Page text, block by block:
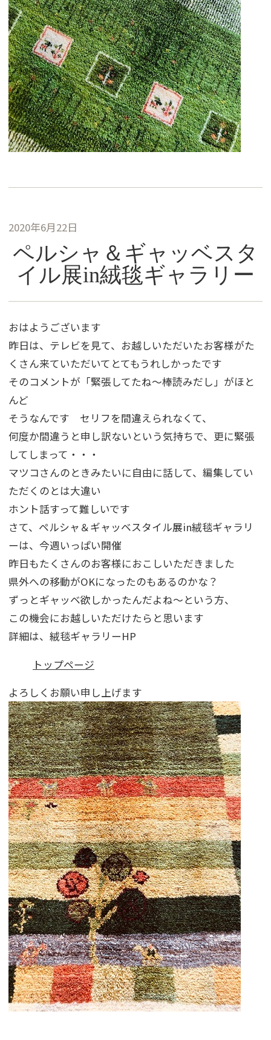
2020年6月22日
ペルシャ＆ギャッベスタ
イル展in絨毯ギャラリー
おはようございます
昨日は、テレビを見て、お越しいただいたお客様がた
くさん来ていただいてとてもうれしかったです
そのコメントが「緊張してたね～棒読みだし」がほと
んど
そうなんです セリフを間違えられなくて、
何度か間違うと申し訳ないという気持ちで、更に緊張
してしまって・・・
マツコさんのときみたいに自由に話して、編集してい
ただくのとは大違い
ホント話すって難しいです
さて、ペルシャ＆ギャッベスタイル展in絨毯ギャラリ
ーは、今週いっぱい開催
昨日もたくさんのお客様におこしいただきました
県外への移動がOKになったのもあるのかな？
ずっとギャッベ欲しかったんだよね～という方、
この機会にお越しいただけたらと思います
詳細は、絨毯ギャラリーHP
トップページ
よろしくお願い申し上げます